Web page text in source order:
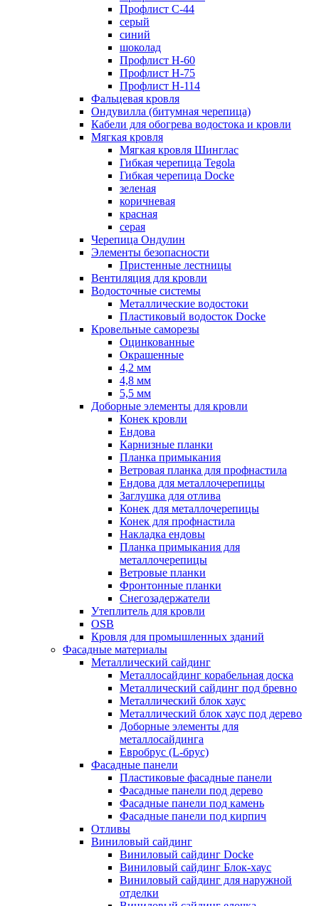
Профлист С-44
серый
синий
шоколад
Профлист Н-60
Профлист Н-75
Профлист H-114
Фальцевая кровля
Ондувилла (битумная черепица)
Кабели для обогрева водостока и кровли
Мягкая кровля
Мягкая кровля Шинглас
Гибкая черепица Tegola
Гибкая черепица Docke
зеленая
коричневая
красная
серая
Черепица Ондулин
Элементы безопасности
Пристенные лестницы
Вентиляция для кровли
Водосточные системы
Металлические водостоки
Пластиковый водосток Docke
Кровельные саморезы
Оцинкованные
Окрашенные
4,2 мм
4,8 мм
5,5 мм
Доборные элементы для кровли
Конек кровли
Ендова
Карнизные планки
Планка примыкания
Ветровая планка для профнастила
Ендова для металлочерепицы
Заглушка для отлива
Конек для металлочерепицы
Конек для профнастила
Накладка ендовы
Планка примыкания для
металлочерепицы
Ветровые планки
Фронтонные планки
Снегозадержатели
Утеплитель для кровли
OSB
Кровля для промышленных зданий
Фасадные материалы
Металлический сайдинг
Металлосайдинг корабельная доска
Металлический сайдинг под бревно
Металлический блок хаус
Металлический блок хаус под дерево
Доборные элементы для
металлосайдинга
Евробрус (L-брус)
Фасадные панели
Пластиковые фасадные панели
Фасадные панели под дерево
Фасадные панели под камень
Фасадные панели под кирпич
Отливы
Виниловый сайдинг
Виниловый сайдинг Docke
Виниловый сайдинг Блок-хаус
Виниловый сайдинг для наружной
отделки